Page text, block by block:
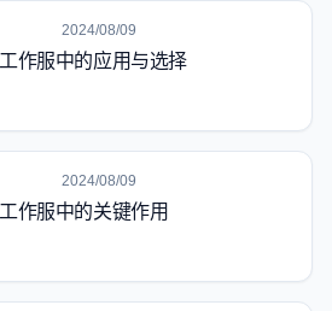
2024/08/09
作服中的应用与选择
2024/08/09
作服中的关键作用